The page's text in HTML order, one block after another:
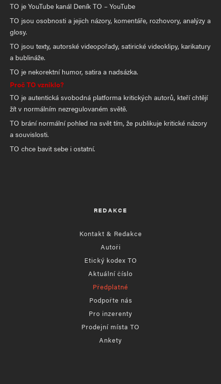
TO je YouTube kanál Deník TO – YouTube
TO jsou osobnosti a jejich názory, komentáře, rozhovory, analýzy a
glosy.
TO jsou texty, autorské videopořady, satirické videoklipy, karikatury
a bublináže.
TO je nekorektní humor, satira a nadsázka.
Proč TO vzniklo?
TO je autentická svobodná platforma kritických autorů, kteří chtějí
žít v normálním nezregulovaném světě.
TO brání normální pohled na svět tím, že publikuje kritické názory
a souvislosti.
TO chce bavit sebe i ostatní.
REDAKCE
Kontakt & Redakce
Autoři
Etický kodex TO
Aktuální číslo
Předplatné
Podpořte nás
Pro inzerenty
Prodejní místa TO
Ankety